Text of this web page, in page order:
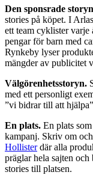
Den sponsrade
stories på köpet. I
ett team cyklister varje
pengar för barn med
Rynkeby lyser
mängder av publicitet
Välgörenhetsstoryn.
med ett personligt
”vi bidrar till att
En plats. En plats
kampanj. Skriv om
Hollisterdär alla
präglar hela sajten
stories till platsen.